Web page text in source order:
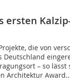
ersten
die von
Deutschland
– so lässt
Architektur